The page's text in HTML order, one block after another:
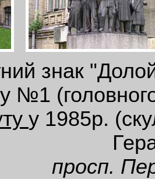
знак
№1
у 1985р.
просп.